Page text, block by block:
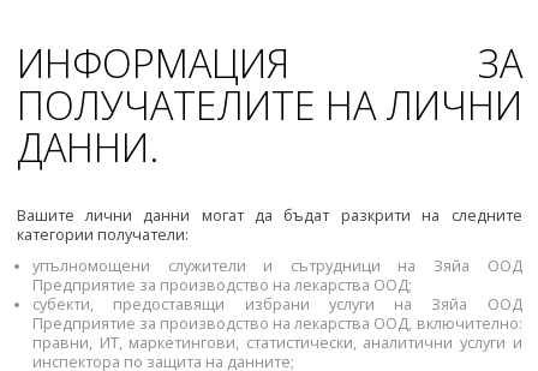
ИНФОРМАЦИЯ ЗА
ПОЛУЧАТЕЛИТЕ НА ЛИЧНИ
ДАННИ.
Вашите лични данни могат да бъдат разкрити на следните
категории получатели:
упълномощени служители и сътрудници на Зяйа ООД
Предприятие за производство на лекарства ООД;
субекти, предоставящи избрани услуги на Зяйа ООД
Предприятие за производство на лекарства ООД, включително:
правни, ИТ, маркетингови, статистически, аналитични услуги и
инспектора по защита на данните;